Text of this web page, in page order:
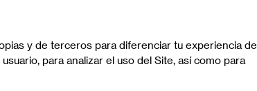
y de terceros para diferenciar tu experiencia de
para analizar el uso del Site, así como para